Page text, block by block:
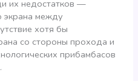
их недостатков —
экрана между
хотя бы
со стороны прохода и
прибамбасов